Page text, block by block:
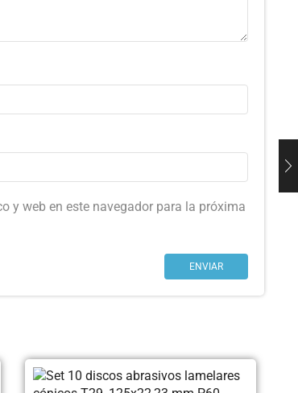
y web en este navegador para la próxima